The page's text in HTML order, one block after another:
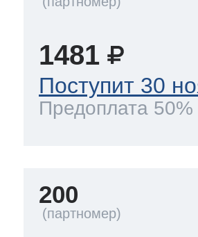
1481
Поступит 30
Предоплата 50%
200